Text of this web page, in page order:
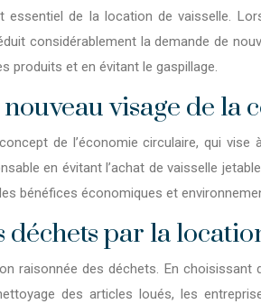
de la location de vaisselle.
considérablement la demande de
produits et en évitant le gaspillage.
visage de la
de l’économie circulaire, qui
en évitant l’achat de vaisselle
bénéfices économiques et
par la
raisonnée des déchets. En
desarticles loués, les